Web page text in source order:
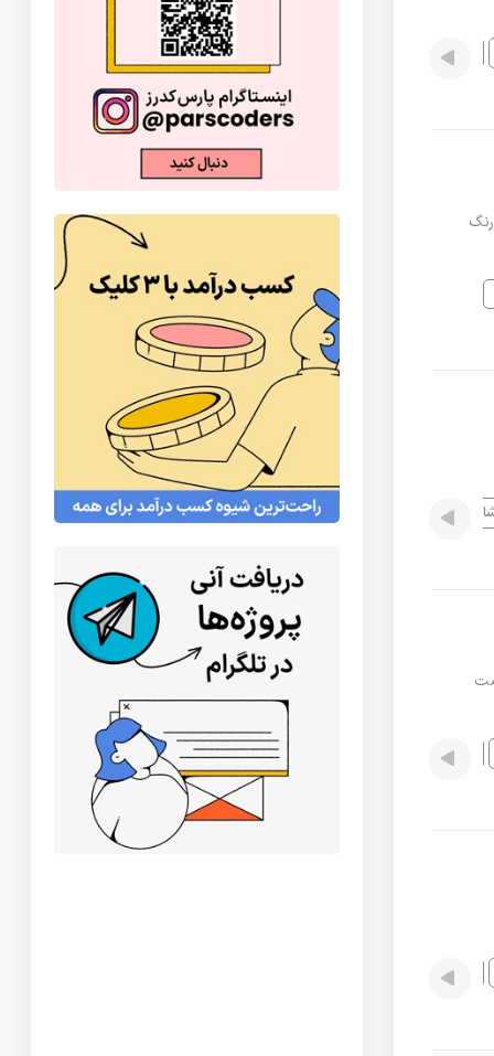
Illustrator
کار ۸ پلان هست تا ۲۷ ام اجرا و رنگ
Illustrator
Illustrator